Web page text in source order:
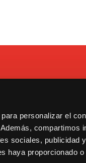
personalizar el
compartimos
sociales, publicidad
haya proporcionado
Madrid.